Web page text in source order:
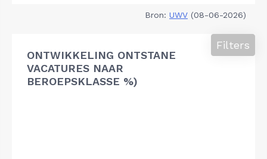
Bron: UWV (08-06-2026)
ONTWIKKELING ONTSTANE
VACATURES NAAR
BEROEPSKLASSE %)
Filters